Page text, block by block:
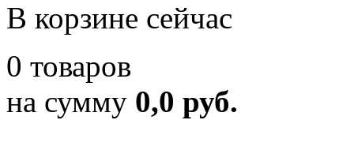
В корзине сейчас
0 товаров
на сумму 0,0 руб.